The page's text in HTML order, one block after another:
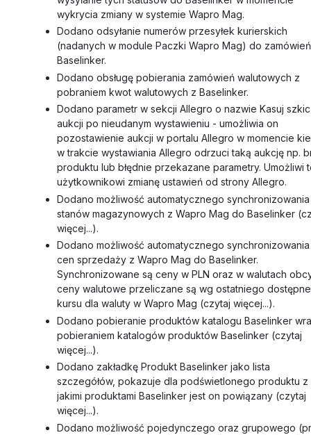
wykrycia zmiany w systemie Wapro Mag.
Dodano odsyłanie numerów przesyłek kurierskich
(nadanych w module Paczki Wapro Mag) do zamówień
Baselinker.
Dodano obsługę pobierania zamówień walutowych z
pobraniem kwot walutowych z Baselinker.
Dodano parametr w sekcji Allegro o nazwie Kasuj szkic
aukcji po nieudanym wystawieniu - umożliwia on
pozostawienie aukcji w portalu Allegro w momencie
w trakcie wystawiania Allegro odrzuci taką aukcję np.
produktu lub błędnie przekazane parametry. Umożliwi
użytkownikowi zmianę ustawień od strony Allegro.
Dodano możliwość automatycznego synchronizowania
stanów magazynowych z Wapro Mag do Baselinker
więcej...).
Dodano możliwość automatycznego synchronizowania
cen sprzedaży z Wapro Mag do Baselinker.
Synchronizowane są ceny w PLN oraz w walutach
ceny walutowe przeliczane są wg ostatniego
kursu dla waluty w Wapro Mag (czytaj więcej...).
Dodano pobieranie produktów katalogu Baselinker
pobieraniem katalogów produktów Baselinker (czytaj
więcej...).
Dodano zakładkę Produkt Baselinker jako lista
szczegółów, pokazuje dla podświetlonego produktu z
jakimi produktami Baselinker jest on powiązany (czytaj
więcej...).
Dodano możliwość pojedynczego oraz grupowego